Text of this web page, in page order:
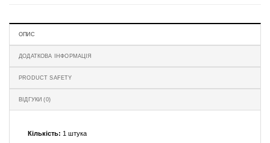
ОПИС
ДОДАТКОВА ІНФОРМАЦІЯ
PRODUCT SAFETY
ВІДГУКИ (0)
Кількість: 1 штука